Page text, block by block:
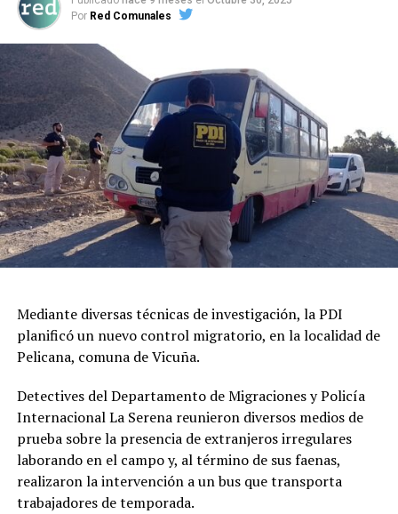
Por Red Comunales
Mediante diversas técnicas de investigación, la PDI
planificó un nuevo control migratorio, en la localidad de
Pelicana, comuna de Vicuña.
Detectives del Departamento de Migraciones y Policía
Internacional La Serena reunieron diversos medios de
prueba sobre la presencia de extranjeros irregulares
laborando en el campo y, al término de sus faenas,
realizaron la intervención a un bus que transporta
trabajadores de temporada.